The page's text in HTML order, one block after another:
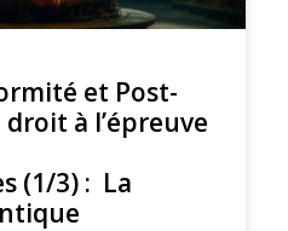
et Post-
à l’épreuve
(1/3) : La